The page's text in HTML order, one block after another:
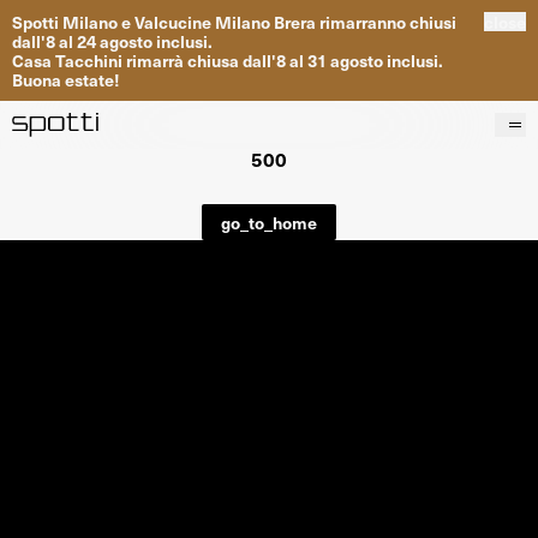
Spotti MilanoeValcucine Milano Brera rimarrannochiusi
dall'8al 24agosto inclusi.
Casa Tacchini rimarrà chiusa dall'8al 31 agosto inclusi.
Buona estate!
Progetti
500
go_to_home